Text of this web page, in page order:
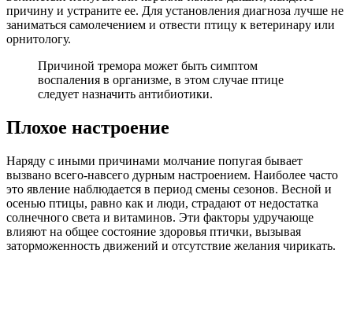
причину и устраните ее. Для установления диагноза лучше не
заниматься самолечением и отвести птицу к ветеринару или
орнитологу.
Причиной тремора может быть симптом
воспаления в организме, в этом случае птице
следует назначить антибиотики.
Плохое настроение
Наряду с иными причинами молчание попугая бывает
вызвано всего-навсего дурным настроением. Наиболее часто
это явление наблюдается в период смены сезонов. Весной и
осенью птицы, равно как и люди, страдают от недостатка
солнечного света и витаминов. Эти факторы удручающе
влияют на общее состояние здоровья птички, вызывая
заторможенность движений и отсутствие желания чирикать.